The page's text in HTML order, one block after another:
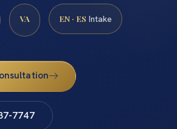
VA EN · ES Intake
7747